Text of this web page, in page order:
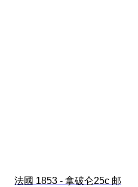
法國 1853 - 拿破仑25c 邮